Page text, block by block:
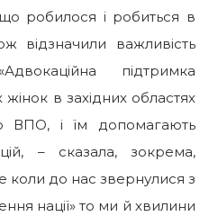
робилося і робиться в
відзначили важливість
підтримка
в західних областях
ВПО, і їм допомагають
– сказала, зокрема,
коли до нас звернулися з
нації» то ми й хвилини